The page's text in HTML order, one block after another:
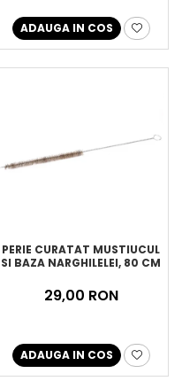
ADAUGA IN COS
PERIE CURATAT MUSTIUCUL
SI BAZA NARGHILELEI, 80 CM
29,00 RON
ADAUGA IN COS